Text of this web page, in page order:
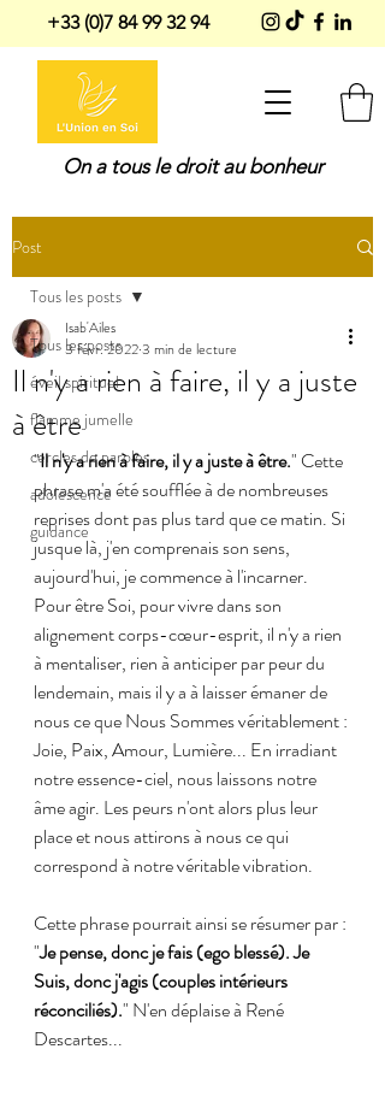
On a tous le droit au bonheur
+33 (0)7 84 99 32 94
Post
Tous les posts
éveil spirituel
flamme jumelle
cercles de paroles
adolescence
guidance
Tous les posts
Il n'y a rien à faire, il y a juste
à être
Isab'Ailes
3 févr. 20223 min de lecture
"Il n'y a rien à faire, il y a juste à être." Cette
phrase m'a été soufflée à de nombreuses
reprises dont pas plus tard que ce matin. Si
jusque là, j'en comprenais son sens,
aujourd'hui, je commence à l'incarner.
Pour être Soi, pour vivre dans son
alignement corps-cœur-esprit, il n'y a rien
à mentaliser, rien à anticiper par peur du
lendemain, mais il y a à laisser émaner de
nous ce que Nous Sommes véritablement :
Joie, Paix, Amour, Lumière... En irradiant
notre essence-ciel, nous laissons notre
âme agir. Les peurs n'ont alors plus leur
place et nous attirons à nous ce qui
correspond à notre véritable vibration.
Cette phrase pourrait ainsi se résumer par :
"Je pense, donc je fais (ego blessé). Je
Suis, donc j'agis (couples intérieurs
réconciliés)." N'en déplaise à René
Descartes...